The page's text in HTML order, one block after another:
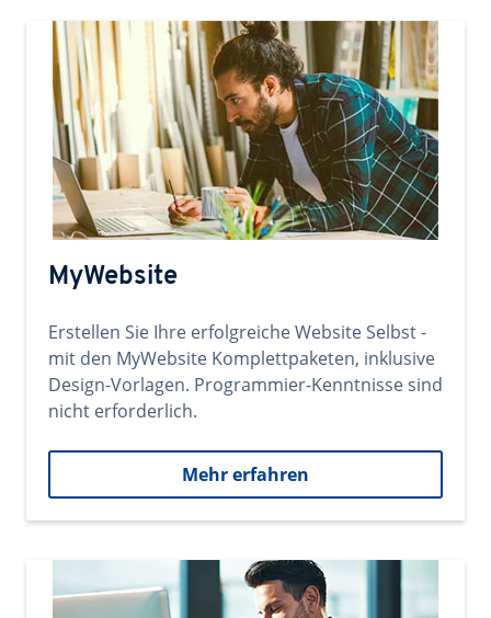
MyWebsite
Erstellen Sie Ihre erfolgreiche Website Selbst -
mit den MyWebsite Komplettpaketen, inklusive
Design-Vorlagen. Programmier-Kenntnisse sind
nicht erforderlich.
Mehr erfahren